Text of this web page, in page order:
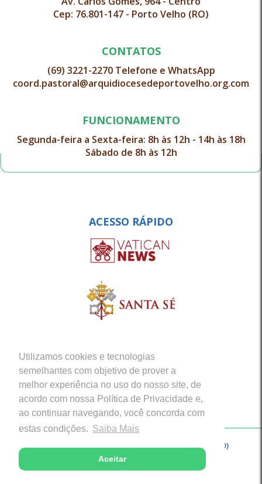
Utilizamos cookies e tecnologias
semelhantes com objetivo de prover a
melhor experiência no uso do nosso site, de
acordo com nossa Política de Privacidade e,
ao continuar navegando, você concorda com
estas condições. Saiba Mais
Aceitar
Cep: 76.801-147 - Porto Velho (RO)
CONTATOS
(69) 3221-2270 Telefone e WhatsApp
coord.pastoral@arquidiocesedeportovelho.org.com
FUNCIONAMENTO
Segunda-feira a Sexta-feira: 8h às 12h - 14h às 18h
Sábado de 8h às 12h
ACESSO RÁPIDO
Copyright © 2026 - Arquidiocese de Porto Velho (RO)
Desenvolvido com excelência por